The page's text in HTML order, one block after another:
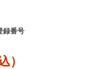
録番号
）